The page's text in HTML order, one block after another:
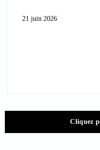
21 juin 2026
Cliquez